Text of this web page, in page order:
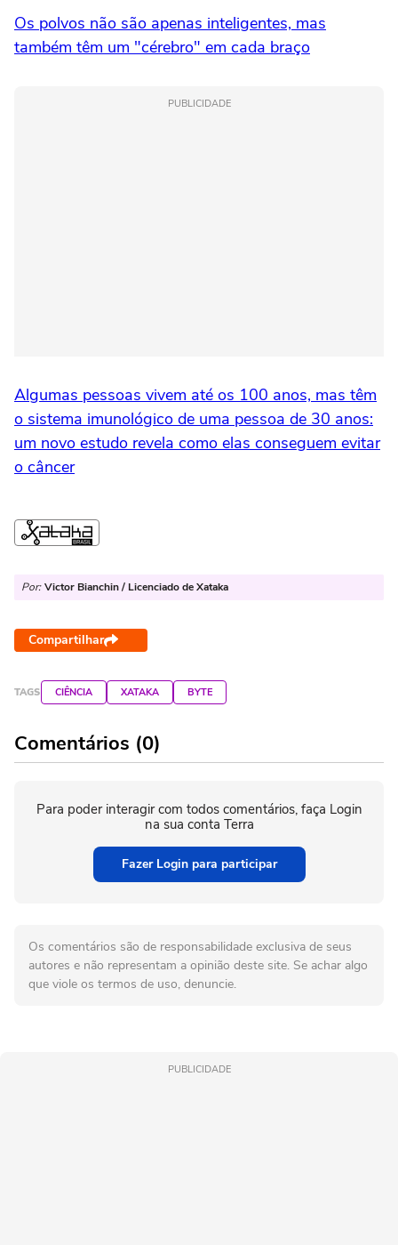
Os polvos não são apenas inteligentes, mas
também têm um "cérebro" em cada braço
PUBLICIDADE
Algumas pessoas vivem até os 100 anos, mas têm
o sistema imunológico de uma pessoa de 30 anos:
um novo estudo revela como elas conseguem evitar
o câncer
Por: Victor Bianchin / Licenciado de Xataka
Compartilhar
TAGS CIÊNCIA XATAKA BYTE
Comentários (0)
Para poder interagir com todos comentários, faça Login
na sua conta Terra
Fazer Login para participar
Os comentários são de responsabilidade exclusiva de seus
autores e não representam a opinião deste site. Se achar algo
que viole os termos de uso, denuncie.
PUBLICIDADE